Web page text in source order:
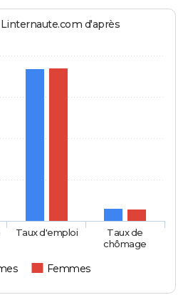
d'après
Femmes
Taux d'emploi
Taux de
chômage